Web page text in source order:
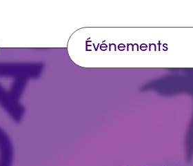
Événements